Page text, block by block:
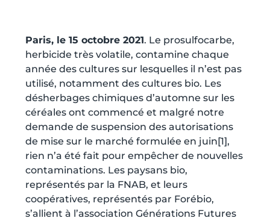
Paris, le 15 octobre 2021. Le prosulfocarbe,
herbicide très volatile, contamine chaque
année des cultures sur lesquelles il n’est pas
utilisé, notamment des cultures bio. Les
désherbages chimiques d’automne sur les
céréales ont commencé et malgré notre
demande de suspension des autorisations
de mise sur le marché formulée en juin[1],
rien n’a été fait pour empêcher de nouvelles
contaminations. Les paysans bio,
représentés par la FNAB, et leurs
coopératives, représentés par Forébio,
s’allient à l’association Générations Futures